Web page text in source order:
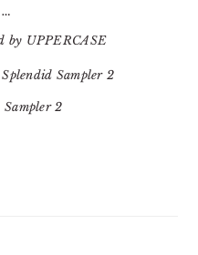
by UPPERCASE
Sampler 2